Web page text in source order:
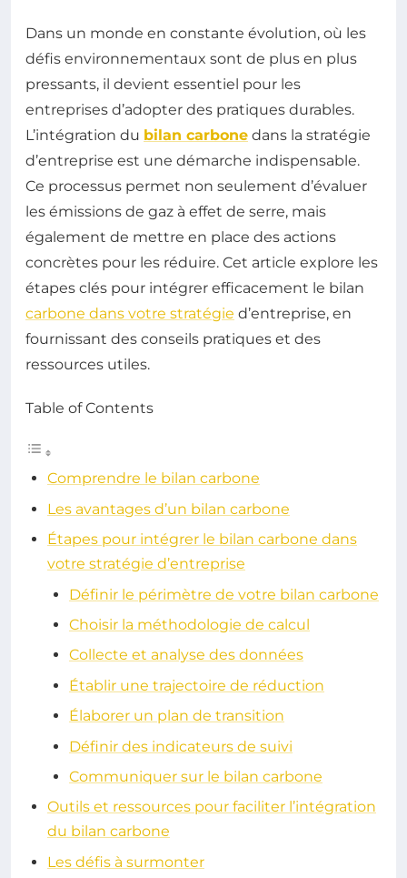
Dans un monde en constante évolution, où les
défis environnementaux sont de plus en plus
pressants, il devient essentiel pour les
entreprises d’adopter des pratiques durables.
L’intégration du bilan carbone dans la stratégie
d’entreprise est une démarche indispensable.
Ce processus permet non seulement d’évaluer
les émissions de gaz à effet de serre, mais
également de mettre en place des actions
concrètes pour les réduire. Cet article explore les
étapes clés pour intégrer efficacement le bilan
carbone dans votre stratégie d’entreprise, en
fournissant des conseils pratiques et des
ressources utiles.
Table of Contents
Comprendre le bilan carbone
Les avantages d’un bilan carbone
Étapes pour intégrer le bilan carbone dans
votre stratégie d’entreprise
Définir le périmètre de votre bilan carbone
Choisir la méthodologie de calcul
Collecte et analyse des données
Établir une trajectoire de réduction
Élaborer un plan de transition
Définir des indicateurs de suivi
Communiquer sur le bilan carbone
Outils et ressources pour faciliter l’intégration
du bilan carbone
Les défis à surmonter